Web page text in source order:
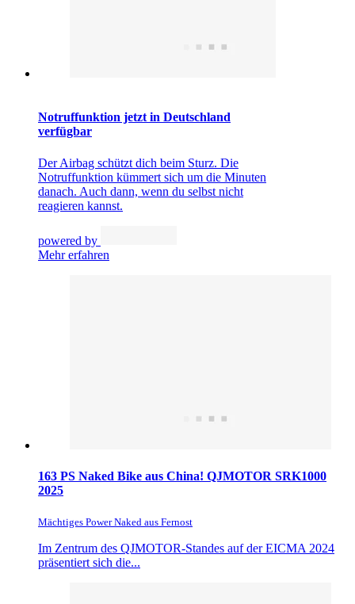
Notruffunktion jetzt in Deutschland
verfügbar
Der Airbag schützt dich beim Sturz. Die
Notruffunktion kümmert sich um die Minuten
danach. Auch dann, wenn du selbst nicht
reagieren kannst.
powered by
Mehr erfahren
163 PS Naked Bike aus China! QJMOTOR SRK1000
2025
Mächtiges Power Naked aus Fernost
Im Zentrum des QJMOTOR-Standes auf der EICMA 2024
präsentiert sich die...